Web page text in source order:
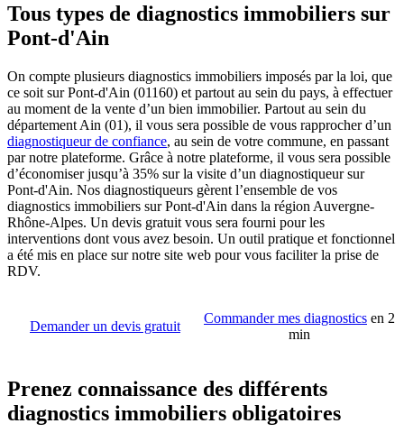
Tous types de diagnostics immobiliers sur
Pont-d'Ain
On compte plusieurs diagnostics immobiliers imposés par la loi, que
ce soit sur Pont-d'Ain (01160) et partout au sein du pays, à effectuer
au moment de la vente d’un bien immobilier. Partout au sein du
département Ain (01), il vous sera possible de vous rapprocher d’un
diagnostiqueur de confiance, au sein de votre commune, en passant
par notre plateforme. Grâce à notre plateforme, il vous sera possible
d’économiser jusqu’à 35% sur la visite d’un diagnostiqueur sur
Pont-d'Ain. Nos diagnostiqueurs gèrent l’ensemble de vos
diagnostics immobiliers sur Pont-d'Ain dans la région Auvergne-
Rhône-Alpes. Un devis gratuit vous sera fourni pour les
interventions dont vous avez besoin. Un outil pratique et fonctionnel
a été mis en place sur notre site web pour vous faciliter la prise de
RDV.
Demander un devis gratuit
Commander mes diagnostics en 2
min
Prenez connaissance des différents
diagnostics immobiliers obligatoires